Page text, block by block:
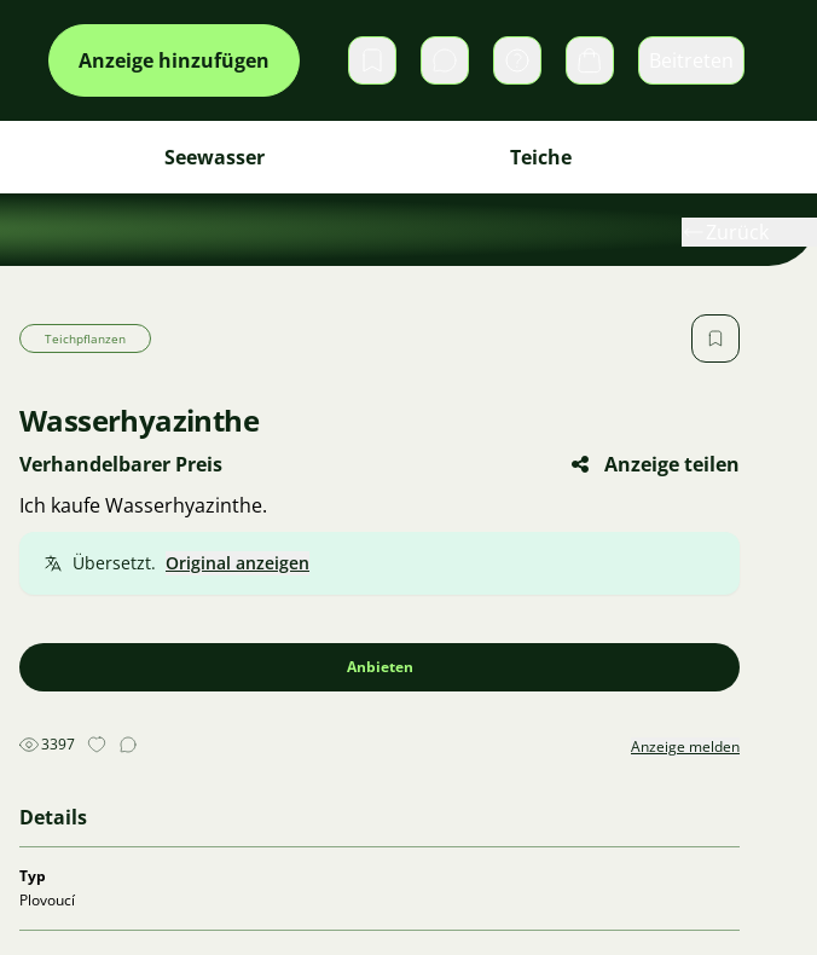
Anzeige hinzufügen DirektnachrichtenWarenkorb
Seewasser Teiche
Teichpflanzen
Wasserhyazinthe
Verhandelbarer Preis
Anzeige teilen
Ich kaufe Wasserhyazinthe.
Übersetzt. Original anzeigen
Anbieten
3397 Anzeige melden
Details
Typ
Plovoucí